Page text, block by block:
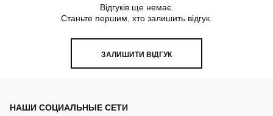
Відгуків ще немає.
Станьте першим, хто залишить відгук.
ЗАЛИШИТИ ВІДГУК
НАШИ СОЦИАЛЬНЫЕ СЕТИ